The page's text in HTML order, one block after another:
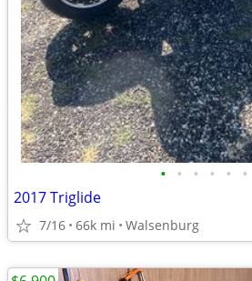
• • • • • •
2017 Triglide
7/16 66k mi Walsenburg